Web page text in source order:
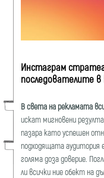
Инстаграм
последователите в
В света на рекламата
искат мигновени
пазара като успешен
подходящата аудитория
голяма доза доверие.
ли всички ние обект на